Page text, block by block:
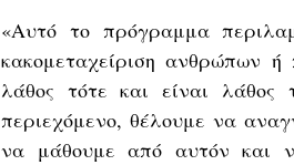
«Αυτό το πρόγραμμα
κακομεταχείριση ανθρώπων
λάθος τότε και είναι
περιεχόμενο, θέλουμε να
να μάθουμε από αυτόν και